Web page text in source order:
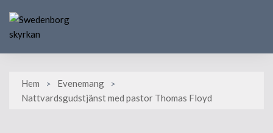
content
Hem
Evenemang
Nattvardsgudstjänst med pastor Thomas Floyd